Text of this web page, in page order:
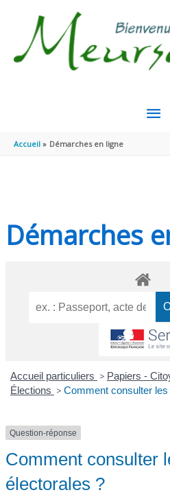
Accueil Démarches en ligne
Démarches
Accueil particuliers > Papiers -
Élections > Comment consulter
Question-réponse
Comment consulter
électorales ?